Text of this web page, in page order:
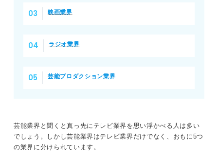
映画業界
ラジオ業界
芸能プロダクション業界
芸能業界と聞くと真っ先にテレビ業界を思い浮かべる人は多い
でしょう。しかし芸能業界はテレビ業界だけでなく、おもに5つ
の業界に分けられています。
こんな点には注意！ 芸能関係の仕事に就職するデメリッ
①ワークライフバランスが取りにくい
リア
芸能関係の仕事のメリットとデメリットについて理解して